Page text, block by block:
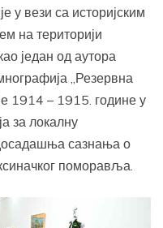
у вези са историјским
на територији
један од аутора
„Резервна
1914 – 1915. године у
за локалну
сазнања о
поморавља.